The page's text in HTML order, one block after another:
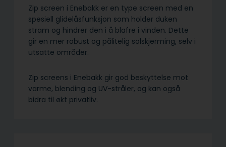
Zip screen i Enebakk er en type screen med en
spesiell glidelåsfunksjon som holder duken
stram og hindrer den i å blafre i vinden. Dette
gir en mer robust og pålitelig solskjerming, selv i
utsatte områder.
Zip screens i Enebakk gir god beskyttelse mot
varme, blending og UV-stråler, og kan også
bidra til økt privatliv.